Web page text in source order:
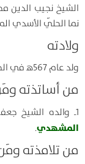
الشيخ نجيب الدين
نما الحلّي الأسدي
ولادته
ولد عام 567ﻫ في الحلّة بالعراق.
من أساتذته
1ـ والده الشيخ جعفر، 2ـ
المشهدي.
من تلامذته